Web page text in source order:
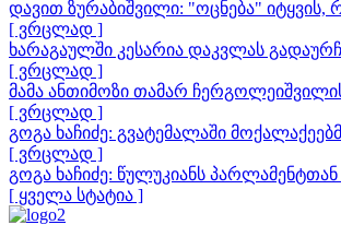
დავით ზურაბიშვილი: "ოცნება" იტყვის,
[ ვრცლად ]
ხარაგაულში კესარია დაკვლას
[ ვრცლად ]
მამა ანთიმოზი თამარ
[ ვრცლად ]
გოგა ხაჩიძე: გვატემალაში
[ ვრცლად ]
გოგა ხაჩიძე: წულუკიანს
[ ყველა სტატია ]